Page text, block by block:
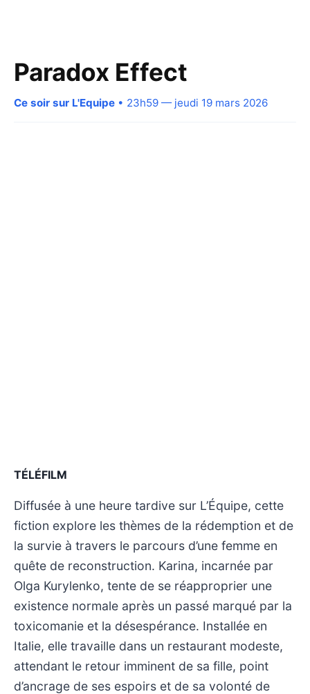
Paradox Effect
Ce soir sur L'Equipe • 23h59 — jeudi 19 mars 2026
TÉLÉFILM
Diffusée à une heure tardive sur L’Équipe, cette
fiction explore les thèmes de la rédemption et de
la survie à travers le parcours d’une femme en
quête de reconstruction. Karina, incarnée par
Olga Kurylenko, tente de se réapproprier une
existence normale après un passé marqué par la
toxicomanie et la désespérance. Installée en
Italie, elle travaille dans un restaurant modeste,
attendant le retour imminent de sa fille, point
d’ancrage de ses espoirs et de sa volonté de